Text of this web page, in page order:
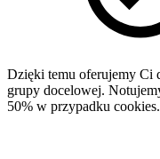
Dzięki temu oferujemy Ci
grupy docelowej.
50% w przypadku cookies.